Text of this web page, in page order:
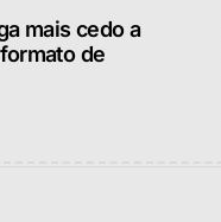
mais cedo a
de